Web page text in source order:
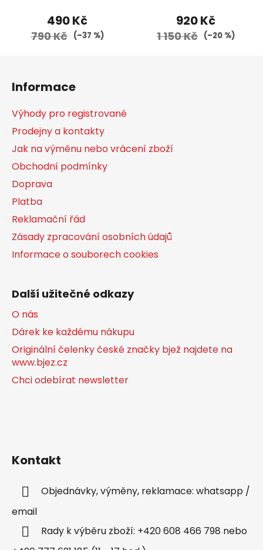
490 Kč
790 Kč (–37 %)
920 Kč
1 150 Kč (–20 %)
Informace
Výhody pro registrované
Prodejny a kontakty
Jak na výměnu nebo vrácení zboží
Obchodní podmínky
Doprava
Platba
Reklamační řád
Zásady zpracování osobních údajů
Informace o souborech cookies
Další užitečné odkazy
O nás
Dárek ke každému nákupu
Originální čelenky české značky bjež najdete na
www.bjez.cz
Chci odebírat newsletter
Kontakt
Objednávky, výměny, reklamace: whatsapp /
email
Rady k výběru zboží: +420 608 466 798 nebo